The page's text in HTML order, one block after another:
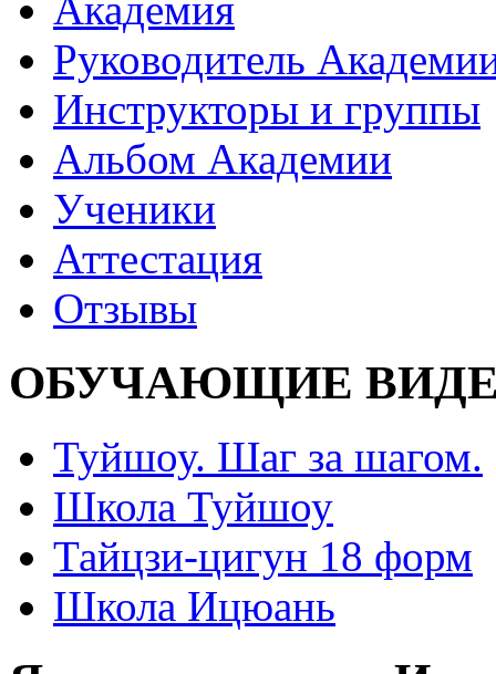
Руководитель
Инструкторы и группы
Альбом Академии
Ученики
Аттестация
Отзывы
ОБУЧАЮЩИЕ
Туйшоу. Шаг за шагом.
Школа Туйшоу
Тайцзи-цигун 18 форм
Школа Ицюань